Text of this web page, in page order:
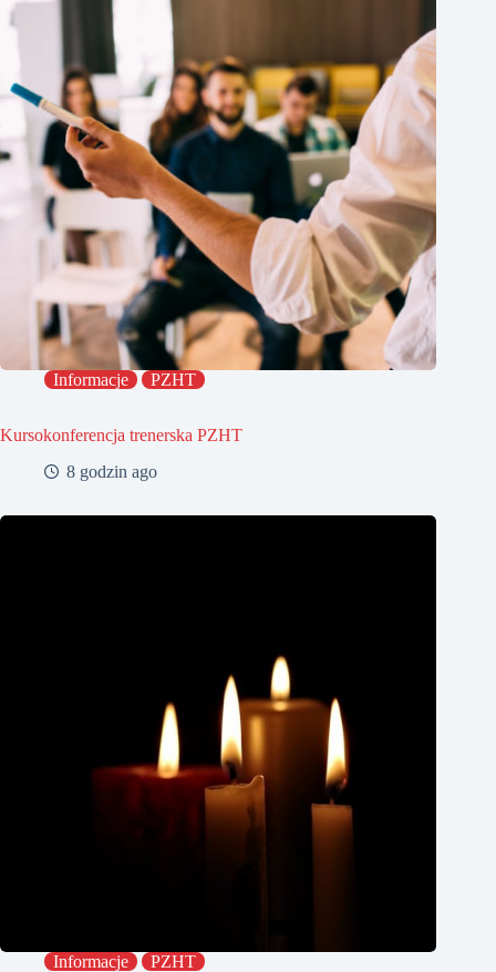
Informacje PZHT
Kursokonferencja trenerska PZHT
8 godzin ago
Informacje PZHT